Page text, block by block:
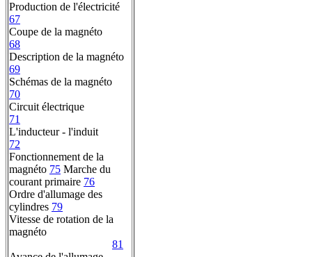
Production de l'électricité
67
Coupe de la magnéto
68
Description de la magnéto
69
Schémas de la magnéto
70
Circuit électrique
71
L'inducteur - l'induit
72
Fonctionnement de la
magnéto 75 Marche du
courant primaire 76
Ordre d'allumage des
cylindres 79
Vitesse de rotation de la
magnéto
81